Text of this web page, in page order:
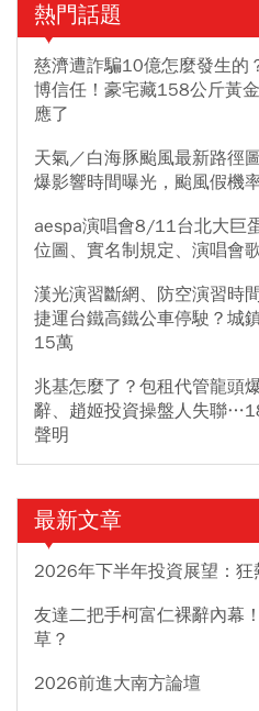
熱門話題
慈濟遭詐騙10億怎麼發生的
博信任！豪宅藏158公斤黃
應了
天氣／白海豚颱風最新路徑
爆影響時間曝光，颱風假機
aespa演唱會8/11台北大巨
位圖、實名制規定、演唱會
漢光演習斷網、防空演習時
捷運台鐵高鐵公車停駛？城
15萬
兆基怎麼了？包租代管龍頭
辭、趙姬投資操盤人失聯
聲明
最新文章
2026年下半年投資展望：
友達二把手柯富仁裸辭內幕
草？
2026前進大南方論壇